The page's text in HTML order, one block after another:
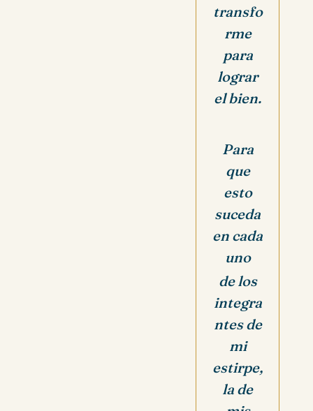
transfo
rme
para
lograr
el bien.
Para
que
esto
suceda
en cada
uno
de los
integra
ntes de
mi
estirpe,
la de